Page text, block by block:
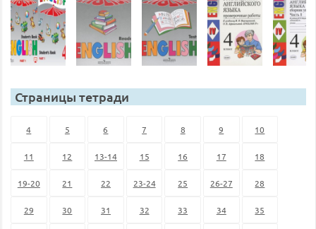
Страницы тетради
4 5 6 7 8 9 10
11 12 13-14 15 16 17 18
19-20 21 22 23-24 25 26-27 28
29 30 31 32 33 34 35